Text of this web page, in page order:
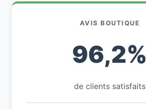
AVIS BOUTIQUE
96,2%
de clients satisfaits